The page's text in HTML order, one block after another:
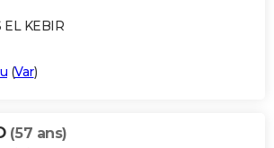
EL KEBIR
(Var)
(57 ans)